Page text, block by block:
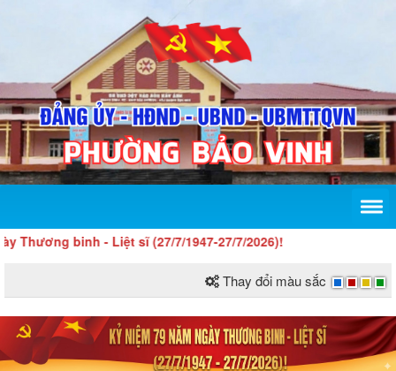
binh - Liệt sĩ (27/7/1947-27/7/2026)!
Thay đổi màu sắc